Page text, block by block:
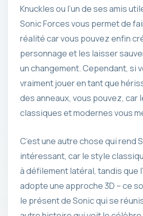
Knuckles ou l’un de ses amis
Sonic Forces vous permet de
réalité car vous pouvez enfin
personnage et les laisser
un changement. Cependant, si
vraiment jouer en tant que
des anneaux, vous pouvez, car
classiques et modernes vous
C’est une autre chose qui rend
intéressant, car le style
à défilement latéral, tandis que
adopte une approche 3D – ce
le présent de Sonic qui se